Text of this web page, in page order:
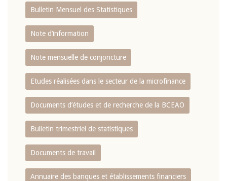
Bulletin Mensuel des Statistiques
Note d’information
Note mensuelle de conjoncture
Etudes réalisées dans le secteur de la microfinance
Documents d’études et de recherche de la BCEAO
Bulletin trimestriel de statistiques
Documents de travail
Annuaire des banques et établissements financiers